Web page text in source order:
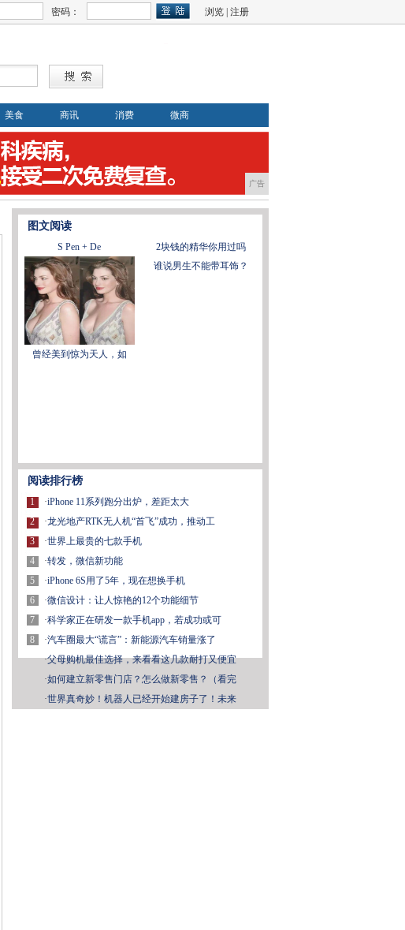
密码： 浏览 注册
美食 商讯 消费 微商
广告
图文阅读
S Pen + De 2块钱的精华你用过吗
曾经美到惊为天人，如
谁说男生不能带耳饰？
阅读排行榜
1
2
3
4
5
6
7
8
·iPhone 11系列跑分出炉，差距太大
·龙光地产RTK无人机“首飞”成功，推动工
·世界上最贵的七款手机
·转发，微信新功能
·iPhone 6S用了5年，现在想换手机
·微信设计：让人惊艳的12个功能细节
·科学家正在研发一款手机app，若成功或可
·汽车圈最大“谎言”：新能源汽车销量涨了
·父母购机最佳选择，来看看这几款耐打又便宜
·如何建立新零售门店？怎么做新零售？（看完
·世界真奇妙！机器人已经开始建房子了！未来